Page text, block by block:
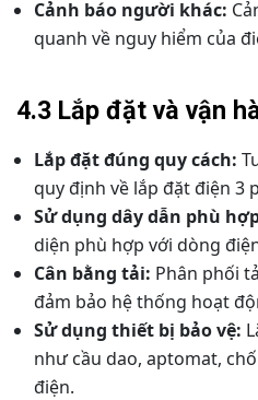
Cảnh báo người khác:
quanh về nguy hiểm của
4.3 Lắp đặt và vận
Lắp đặt đúng quy cách:
quy định về lắp đặt điện 3
Sử dụng dây dẫn phù
diện phù hợp với dòng
Cân bằng tải: Phân phối
đảm bảo hệ thống hoạt
Sử dụng thiết bị bảo vệ:
như cầu dao, aptomat,
điện.